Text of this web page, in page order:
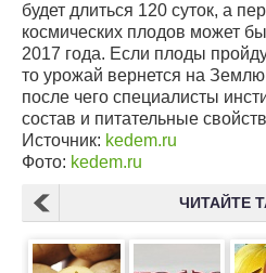
будет длиться 120 суток, а
космических плодов может
2017 года. Если плоды
то урожай вернется на
после чего специалисты
состав и питательные
Источник: kedem.ru
Фото: kedem.ru
ЧИТАЙТЕ